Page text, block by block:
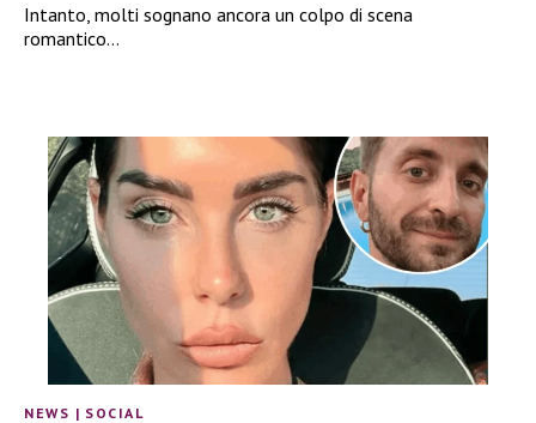
Intanto, molti sognano ancora un colpo di scena
romantico…
NEWS | SOCIAL